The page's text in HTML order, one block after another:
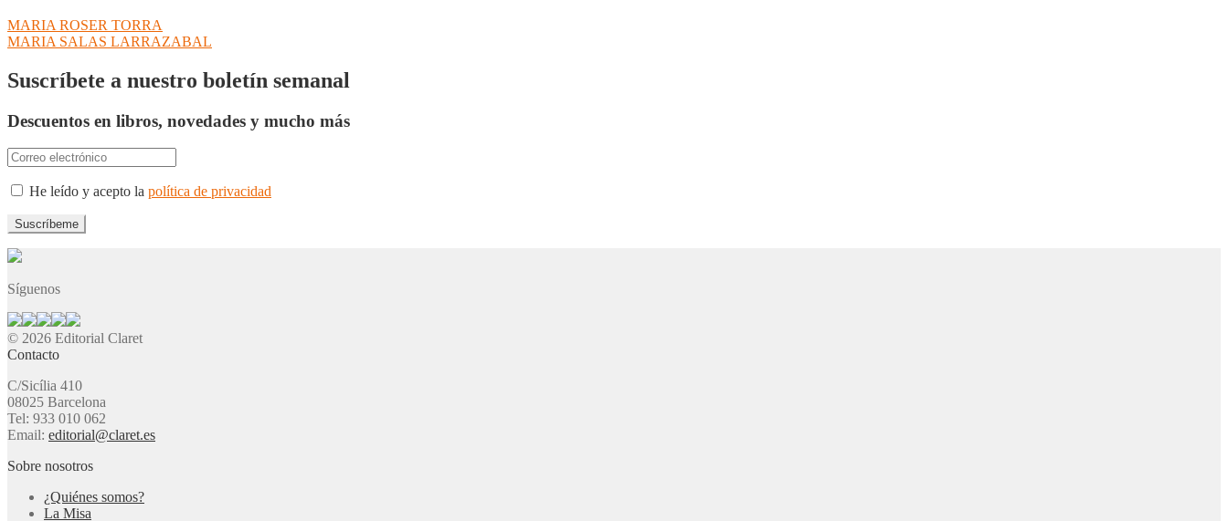
Navegación
de
entradas
Anterior:
MARIA ROSER TORRA
Siguiente:
MARIA SALAS LARRAZABAL
Suscríbete a nuestro boletín semanal
Descuentos en libros, novedades y mucho más
He leído y acepto la política de privacidad
Síguenos
© 2026 Editorial Claret
Contacto
C/Sicília 410
08025 Barcelona
Tel: 933 010 062
Email: editorial@claret.es
Sobre nosotros
¿Quiénes somos?
La Misa